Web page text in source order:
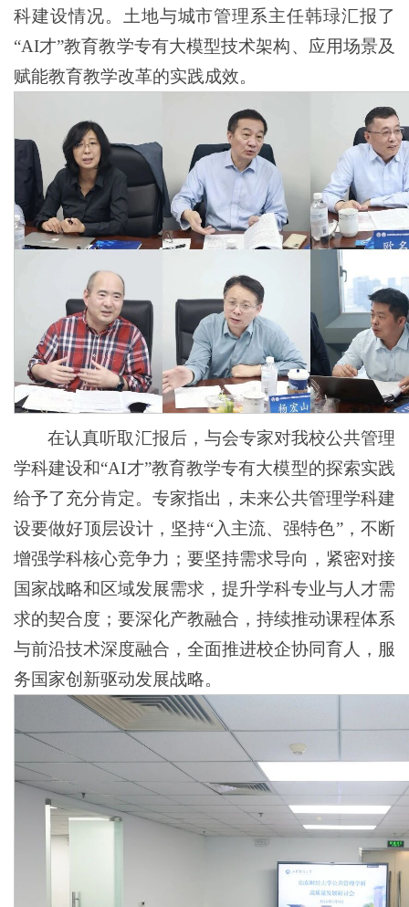
科建设情况。土地与城市管理系主任韩琭汇报了
“AI才”教育教学专有大模型技术架构、应用场景及
赋能教育教学改革的实践成效。
在认真听取汇报后，与会专家对我校公共管理
学科建设和“AI才”教育教学专有大模型的探索实践
给予了充分肯定。专家指出，未来公共管理学科建
设要做好顶层设计，坚持“入主流、强特色”，不断
增强学科核心竞争力；要坚持需求导向，紧密对接
国家战略和区域发展需求，提升学科专业与人才需
求的契合度；要深化产教融合，持续推动课程体系
与前沿技术深度融合，全面推进校企协同育人，服
务国家创新驱动发展战略。